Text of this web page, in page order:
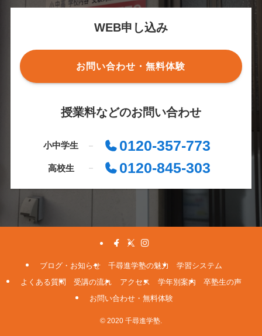
WEB申し込み
お問い合わせ・無料体験
授業料などのお問い合わせ
小中学生 0120-357-773
高校生 0120-845-303
ブログ・お知らせ 千尋進学塾の魅力
学習システム
よくある質問
受講の流れ アクセス 学年別案内
卒塾生の声
お問い合わせ・無料体験
© 2020 千尋進学塾.